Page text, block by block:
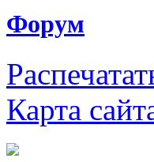
Форум
Карта